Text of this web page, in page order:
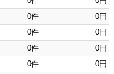
0件
0円
0件
0円
0件
0円
0件
0円